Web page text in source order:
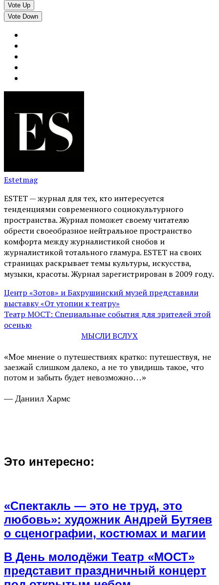
Vote Up
Vote Down
Estetmag
ESTET — журнал для тех, кто интересуeтся
тенденциями современного социокультурного
пространства. Журнал поможет своему читателю
обрести своеобразное нейтральное пространство
комфорта между журналистикой снобов и
журналистикой тотального гламура. ESTET на своих
страницах раскрывает темы культуры, искусства,
музыки, красоты. Журнал зарегистрирован в 2009 году.
Центр «Зотов» и Бахрушинский музей представили
выставку «От утопии к театру»
Театр МОСТ: Специальные события для зрителей этой
осенью
МЫСЛИ ВСЛУХ
«Мое мнение о путешествиях кратко: путешествуя, не
заезжай слишком далеко, а не то увидишь такое, что
потом и забыть будет невозможно…»
— Даниил Хармс
Это интересно:
«Спектакль — это не труд, это
любовь»: художник Андрей Бутяев
о сценографии, костюмах и магии
В День молодёжи Театр «МОСТ»
представит праздничный концерт